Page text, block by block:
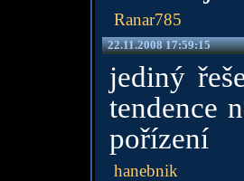
Ranar785
22.11.2008 17:59:15
jediný
tendence
pořízení
hanebnik